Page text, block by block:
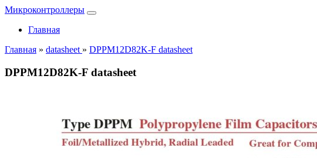
Микроконтроллеры
Главная
Главная » datasheet » DPPM12D82K-F datasheet
DPPM12D82K-F datasheet